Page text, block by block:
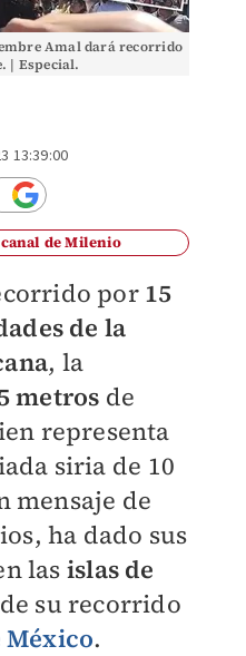
Amal dará recorrido
| Especial.
13:39:00
de Milenio
por 15
de la
, la
metros de
representa
siria de 10
mensaje de
ha dado sus
las islas de
su recorrido
México.